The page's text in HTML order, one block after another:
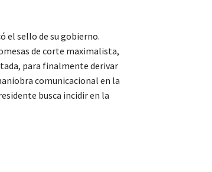
el sello de su gobierno.
de corte maximalista,
para finalmente derivar
comunicacional en la
busca incidir en la